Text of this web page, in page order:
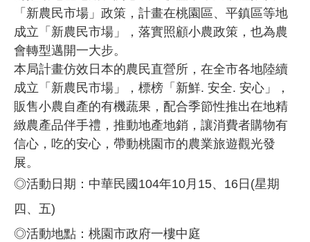
「新農民市場」政策，計畫在桃園區、平鎮區等地
成立「新農民市場」，落實照顧小農政策，也為農
會轉型邁開一大步。
本局計畫仿效日本的農民直營所，在全市各地陸續
成立「新農民市場」，標榜「新鮮. 安全. 安心」，
販售小農自產的有機蔬果，配合季節性推出在地精
緻農產品伴手禮，推動地產地銷，讓消費者購物有
信心，吃的安心，帶動桃園市的農業旅遊觀光發
展。
◎活動日期：中華民國104年10月15、16日(星期
四、五)
◎活動地點：桃園市政府一樓中庭